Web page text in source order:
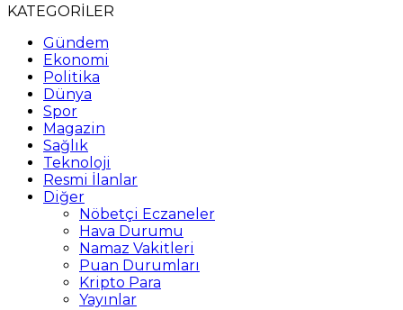
KATEGORİLER
Gündem
Ekonomi
Politika
Dünya
Spor
Magazin
Sağlık
Teknoloji
Resmi İlanlar
Diğer
Nöbetçi Eczaneler
Hava Durumu
Namaz Vakitleri
Puan Durumları
Kripto Para
Yayınlar